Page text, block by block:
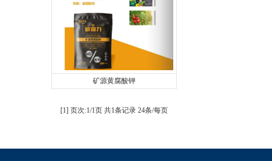
矿源黄腐酸钾
[1] 页次:1/1页 共1条记录 24条/每页